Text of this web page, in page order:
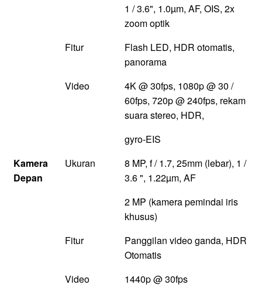
1 / 3.6", 1.0µm, AF, OIS, 2x
zoom optik
Fitur
Flash LED, HDR otomatis,
panorama
Video
4K @ 30fps, 1080p @ 30 /
60fps, 720p @ 240fps, rekam
suara stereo, HDR,
gyro-EIS
Kamera
Depan
Ukuran
8 MP, f / 1.7, 25mm (lebar), 1 /
3.6 ", 1.22µm, AF
2 MP (kamera pemindai iris
khusus)
Fitur
Panggilan video ganda, HDR
Otomatis
Video
1440p @ 30fps